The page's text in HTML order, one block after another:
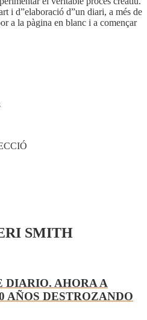
i d”elaboració d”un diari, a més de
a la pàgina en blanc i a començar
SMITH
DIARIO. AHORA A
AÑOS DESTROZANDO